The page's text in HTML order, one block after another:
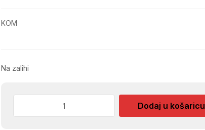
KOM
Na zalihi
Dodaj u košaricu